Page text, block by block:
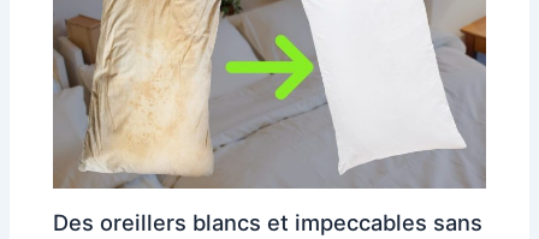
Des oreillers blancs et impeccables sans